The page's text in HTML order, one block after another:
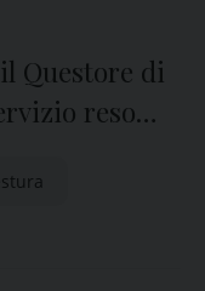
di
reso